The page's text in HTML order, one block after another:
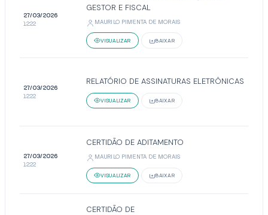
27/03/2026
12:22
GESTOR E FISCAL
MAURILO PIMENTA DE MORAIS
VISUALIZAR BAIXAR
27/03/2026
12:22
RELATÓRIO DE ASSINATURAS ELETRÔNICAS
VISUALIZAR BAIXAR
27/03/2026
12:22
CERTIDÃO DE ADITAMENTO
MAURILO PIMENTA DE MORAIS
VISUALIZAR BAIXAR
CERTIDÃO DE